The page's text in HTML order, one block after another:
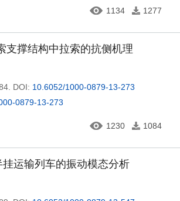
1134 1277
支撑结构中拉索的抗侧机理
DOI: 10.6052/1000-0879-13-273
0879-13-273
1230 1084
运输列车的振动模态分析